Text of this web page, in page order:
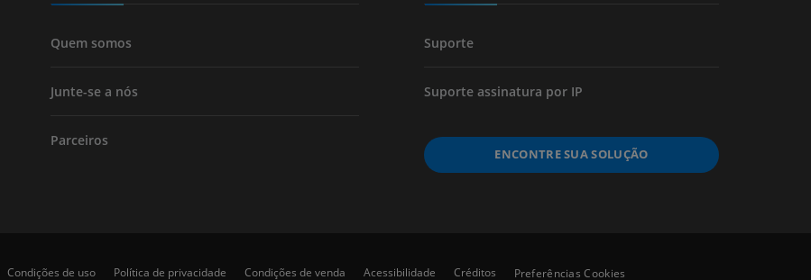
Quem somos
Junte-se a nós
Parceiros
Suporte
Suporte assinatura por IP
ENCONTRE SUA SOLUÇÃO
Condições de uso Política de privacidade Condições de venda Acessibilidade Créditos Preferências Cookies